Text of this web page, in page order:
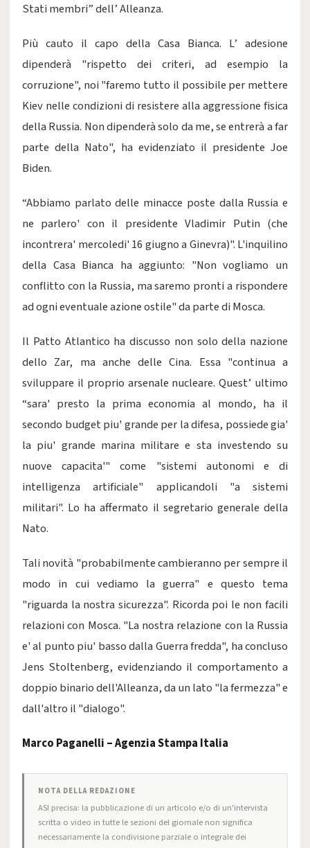
Stati membri” dell’ Alleanza.
Più cauto il capo della Casa Bianca. L’ adesione
dipenderà "rispetto dei criteri, ad esempio la
corruzione", noi "faremo tutto il possibile per mettere
Kiev nelle condizioni di resistere alla aggressione fisica
della Russia. Non dipenderà solo da me, se entrerà a far
parte della Nato", ha evidenziato il presidente Joe
Biden.
“Abbiamo parlato delle minacce poste dalla Russia e
ne parlero' con il presidente Vladimir Putin (che
incontrera' mercoledi' 16 giugno a Ginevra)". L'inquilino
della Casa Bianca ha aggiunto: "Non vogliamo un
conflitto con la Russia, ma saremo pronti a rispondere
ad ogni eventuale azione ostile" da parte di Mosca.
Il Patto Atlantico ha discusso non solo della nazione
dello Zar, ma anche delle Cina. Essa "continua a
sviluppare il proprio arsenale nucleare. Quest’ ultimo
“sara' presto la prima economia al mondo, ha il
secondo budget piu' grande per la difesa, possiede gia'
la piu' grande marina militare e sta investendo su
nuove capacita'" come "sistemi autonomi e di
intelligenza artificiale" applicandoli "a sistemi
militari". Lo ha affermato il segretario generale della
Nato.
Tali novità "probabilmente cambieranno per sempre il
modo in cui vediamo la guerra" e questo tema
"riguarda la nostra sicurezza". Ricorda poi le non facili
relazioni con Mosca. "La nostra relazione con la Russia
e' al punto piu' basso dalla Guerra fredda", ha concluso
Jens Stoltenberg, evidenziando il comportamento a
doppio binario dell'Alleanza, da un lato "la fermezza" e
dall'altro il "dialogo".
Marco Paganelli – Agenzia Stampa Italia
NOTA DELLA REDAZIONE
ASI precisa: la pubblicazione di un articolo e/o di un'intervista
scritta o video in tutte le sezioni del giornale non significa
necessariamente la condivisione parziale o integrale dei